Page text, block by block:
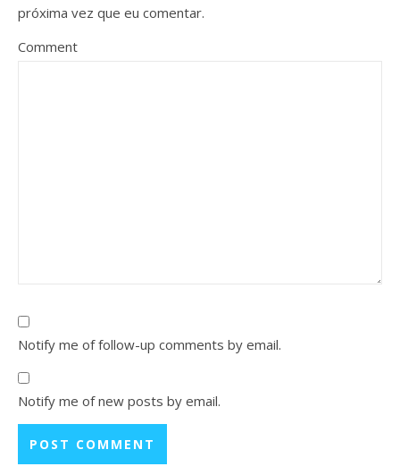
próxima vez que eu comentar.
Comment
Notify me of follow-up comments by email.
Notify me of new posts by email.